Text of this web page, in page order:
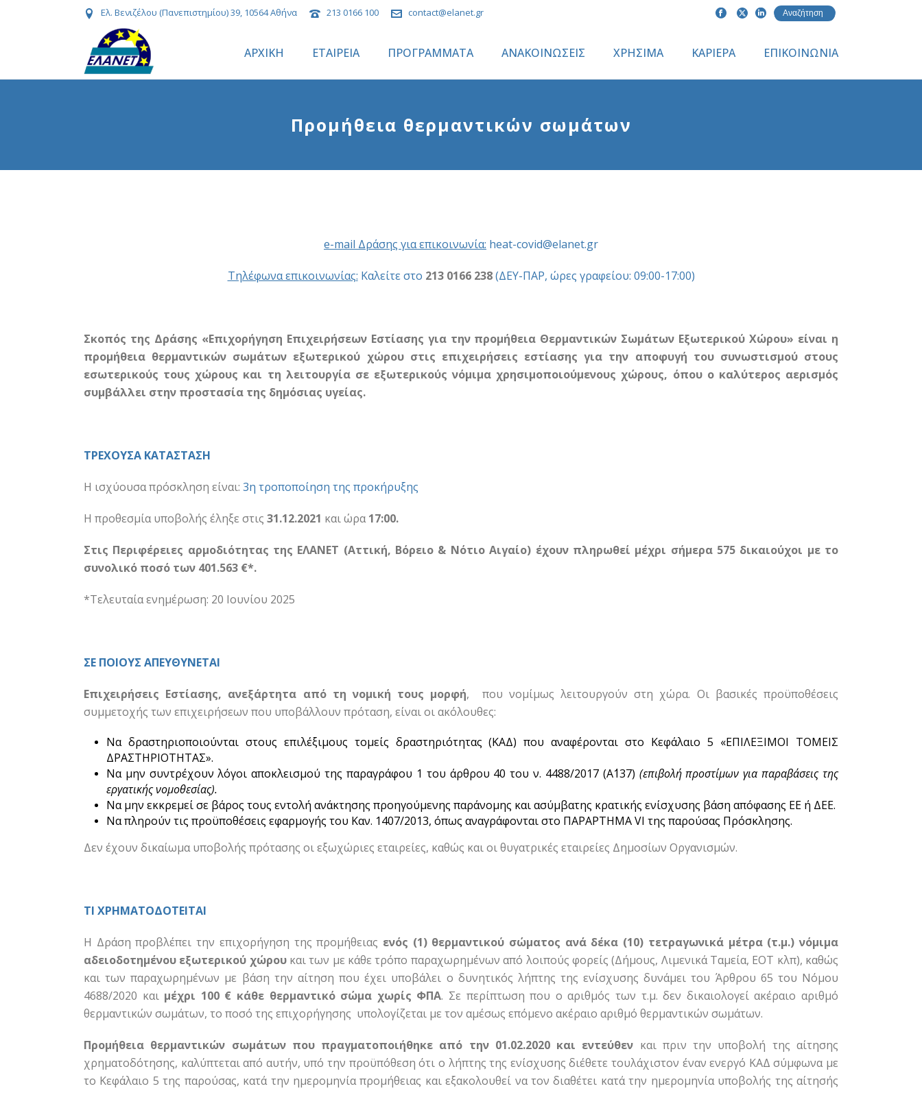
Ελ. Βενιζέλου (Πανεπιστημίου) 39, 10564 Αθήνα 213 0166 100 contact@elanet.gr
ΑΡΧΙΚΗ ΕΤΑΙΡΕΙΑ ΠΡΟΓΡΑΜΜΑΤΑ ΑΝΑΚΟΙΝΩΣΕΙΣ ΧΡΗΣΙΜΑ ΚΑΡΙΕΡΑ ΕΠΙΚΟΙΝΩΝΙΑ
Προμήθεια θερμαντικών σωμάτων
e-mail Δράσης για επικοινωνία: heat-covid@elanet.gr
Τηλέφωνα επικοινωνίας: Καλείτε στο 213 0166 238(ΔΕΥ-ΠΑΡ, ώρες γραφείου: 09:00-17:00)
Σκοπός της Δράσης «Επιχορήγηση Επιχειρήσεων Εστίασης για την προμήθεια Θερμαντικών Σωμάτων Εξωτερικού Χώρου» είναι η
προμήθεια θερμαντικών σωμάτων εξωτερικού χώρου στις επιχειρήσεις εστίασης για την αποφυγή του συνωστισμού στους
εσωτερικούς τους χώρους και τη λειτουργία σε εξωτερικούς νόμιμα χρησιμοποιούμενους χώρους, όπου ο καλύτερος αερισμός
συμβάλλει στην προστασία της δημόσιας υγείας.
ΤΡΕΧΟΥΣΑ ΚΑΤΑΣΤΑΣΗ
Η ισχύουσα πρόσκληση είναι: 3η τροποποίηση της προκήρυξης
Η προθεσμία υποβολής έληξε στις 31.12.2021 και ώρα17:00.
Στις Περιφέρειες αρμοδιότητας της ΕΛΑΝΕΤ (Αττική, Βόρειο & Νότιο Αιγαίο) έχουν πληρωθεί μέχρι σήμερα 575 δικαιούχοι με το
συνολικό ποσό των 401.563 €*.
*Τελευταία ενημέρωση: 20 Ιουνίου 2025
ΣΕ ΠΟΙΟΥΣ ΑΠΕΥΘΥΝΕΤΑΙ
Επιχειρήσεις Εστίασης, ανεξάρτητα από τη νομική τους μορφή, που νομίμως λειτουργούν στη χώρα. Οι βασικές προϋποθέσεις
συμμετοχής των επιχειρήσεων που υποβάλλουν πρόταση, είναι οι ακόλουθες:
Να δραστηριοποιούνται στους επιλέξιμους τομείς δραστηριότητας (ΚΑΔ) που αναφέρονται στο Κεφάλαιο 5 «ΕΠΙΛΕΞΙΜΟΙ ΤΟΜΕΙΣ
ΔΡΑΣΤΗΡΙΟΤΗΤΑΣ».
Να μην συντρέχουν λόγοι αποκλεισμού της παραγράφου 1 του άρθρου 40 του ν. 4488/2017 (Α΄137) (επιβολή προστίμων για παραβάσεις της
εργατικής νομοθεσίας).
Να μην εκκρεμεί σε βάρος τους εντολή ανάκτησης προηγούμενης παράνομης και ασύμβατης κρατικής ενίσχυσης βάση απόφασης ΕΕ ή ΔΕΕ.
Να πληρούν τις προϋποθέσεις εφαρμογής του Καν. 1407/2013, όπως αναγράφονται στο ΠΑΡΑΡΤΗΜΑ VI της παρούσας Πρόσκλησης.
Δεν έχουν δικαίωμα υποβολής πρότασης οι εξωχώριες εταιρείες, καθώς και οι θυγατρικές εταιρείες Δημοσίων Οργανισμών.
ΤΙ ΧΡΗΜΑΤΟΔΟΤΕΙΤΑΙ
Η Δράση προβλέπει την επιχορήγηση της προμήθειας ενός (1) θερμαντικού σώματος ανά δέκα (10) τετραγωνικά μέτρα (τ.μ.) νόμιμα
αδειοδοτημένου εξωτερικού χώρουκαι των με κάθε τρόπο παραχωρημένων από λοιπούς φορείς (Δήμους, Λιμενικά Ταμεία, ΕΟΤ κλπ), καθώς
και των παραχωρημένων με βάση την αίτηση που έχει υποβάλει ο δυνητικός λήπτης της ενίσχυσης δυνάμει του Άρθρου 65 του Νόμου
4688/2020 και μέχρι 100 € κάθε θερμαντικό σώμα χωρίς ΦΠΑ. Σε περίπτωση που ο αριθμός των τ.μ. δεν δικαιολογεί ακέραιο αριθμό
θερμαντικών σωμάτων, το ποσό της επιχορήγησης υπολογίζεται με τον αμέσως επόμενο ακέραιο αριθμό θερμαντικών σωμάτων.
Προμήθεια θερμαντικών σωμάτων που πραγματοποιήθηκε από την 01.02.2020 και εντεύθεν και πριν την υποβολή της αίτησης
χρηματοδότησης, καλύπτεται από αυτήν, υπό την προϋπόθεση ότι ο λήπτης της ενίσχυσης διέθετε τουλάχιστον έναν ενεργό ΚΑΔ σύμφωνα με
το Κεφάλαιο 5 της παρούσας, κατά την ημερομηνία προμήθειας και εξακολουθεί να τον διαθέτει κατά την ημερομηνία υποβολής της αίτησής